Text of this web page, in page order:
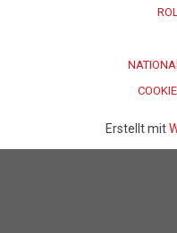
Erstellt mit